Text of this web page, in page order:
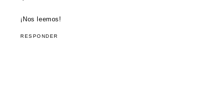
¡Nos leemos!
RESPONDER